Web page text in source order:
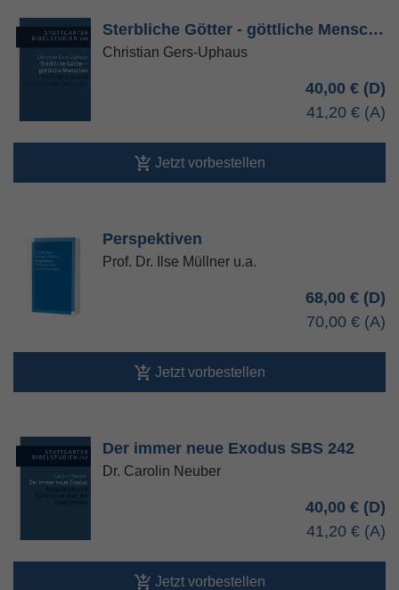
Sterbliche Götter - göttliche Mensc…
Christian Gers-Uphaus
40,00 €
41,20 €
Jetzt vorbestellen
Perspektiven
Prof. Dr. Ilse Müllner u.a.
68,00 €
70,00 €
Jetzt vorbestellen
Der immer neue Exodus SBS 242
Dr. Carolin Neuber
40,00 €
41,20 €
Jetzt vorbestellen